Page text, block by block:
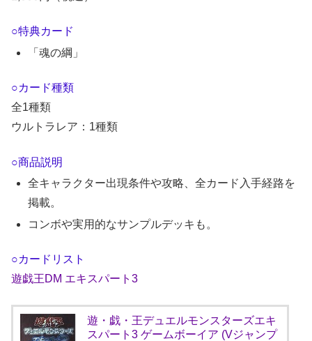
○特典カード
「魂の綱」
○カード種類
全1種類
ウルトラレア：1種類
○商品説明
全キャラクター出現条件や攻略、全カード入手経路を
掲載。
コンボや実用的なサンプルデッキも。
○カードリスト
遊戯王DM エキスパート3
遊・戯・王デュエルモンスターズエキ
スパート3 ゲームボーイア (Vジャンプ